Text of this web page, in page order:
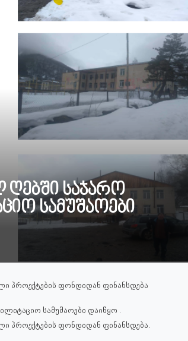
ღებში საჯარო
სამუშაოები
პროექტების ფონდიდან ფინანსდება
სამუშაოები დაიწყო .
პროექტების ფონდიდან ფინანსდება.